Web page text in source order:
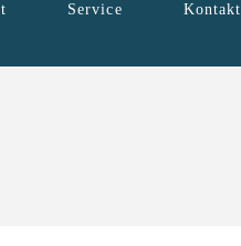
Service Kontakt